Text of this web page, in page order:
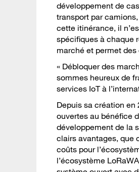
développement de
transport par
cette itinérance, il
spécifiques à chaque
marché et permet
« Débloquer des
sommes heureux de
services IoT à
Depuis sa création en
ouvertes au bénéfice
développement de la
clairs avantages, que
coûts pour
l’écosystème